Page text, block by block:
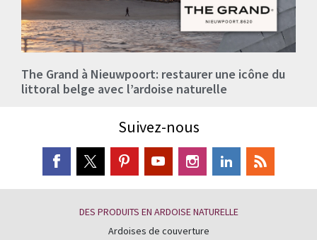
The Grand à Nieuwpoort: restaurer une icône du
littoral belge avec l’ardoise naturelle
Suivez-nous
DES PRODUITS EN ARDOISE NATURELLE
Ardoises de couverture